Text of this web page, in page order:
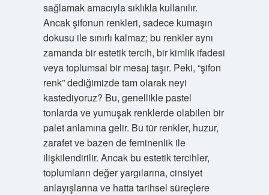
sağlamak amacıyla sıklıkla kullanılır.
Ancak şifonun renkleri, sadece kumaşın
dokusu ile sınırlı kalmaz; bu renkler aynı
zamanda bir estetik tercih, bir kimlik ifadesi
veya toplumsal bir mesaj taşır. Peki, “şifon
renk” dediğimizde tam olarak neyi
kastediyoruz? Bu, genellikle pastel
tonlarda ve yumuşak renklerde olabilen bir
palet anlamına gelir. Bu tür renkler, huzur,
zarafet ve bazen de feminenlik ile
ilişkilendirilir. Ancak bu estetik tercihler,
toplumların değer yargılarına, cinsiyet
anlayışlarına ve hatta tarihsel süreçlere